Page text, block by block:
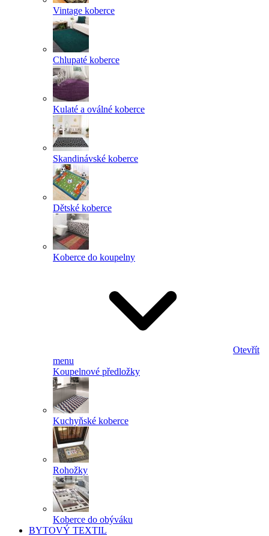
Vintage koberce
Chlupaté koberce
Kulaté a oválné koberce
Skandinávské koberce
Dětské koberce
Koberce do koupelny
Otevřít
menu
Koupelnové předložky
Kuchyňské koberce
Rohožky
Koberce do obýváku
BYTOVÝ TEXTIL